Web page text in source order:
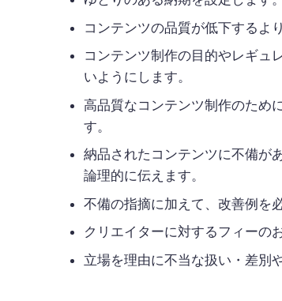
コンテンツの品質が低下するよ
コンテンツ制作の目的やレギュ
いようにします。
高品質なコンテンツ制作のため
す。
納品されたコンテンツに不備が
論理的に伝えます。
不備の指摘に加えて、改善例を
クリエイターに対するフィーの
立場を理由に不当な扱い・差別